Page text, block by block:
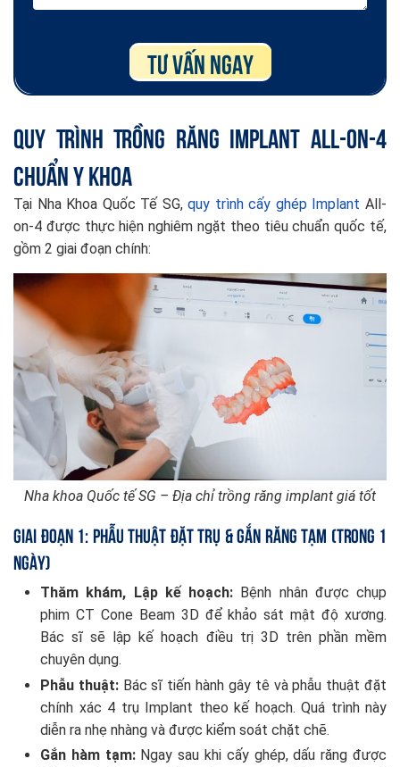
Quy Trình Trồng Răng Implant All-on-4
Chuẩn Y Khoa
Tại Nha Khoa Quốc Tế SG,quy trình cấy ghép Implant All-
on-4 được thực hiện nghiêm ngặt theo tiêu chuẩn quốc tế,
gồm 2 giai đoạn chính:
Nha khoa Quốc tế SG – Địa chỉ trồng răng implant giá tốt
Giai đoạn 1: Phẫu Thuật Đặt Trụ & Gắn Răng Tạm (Trong 1
ngày)
Thăm khám, Lập kế hoạch: Bệnh nhân được chụp
phim CT Cone Beam 3D để khảo sát mật độ xương.
Bác sĩ sẽ lập kế hoạch điều trị 3D trên phần mềm
chuyên dụng.
Phẫu thuật:Bác sĩ tiến hành gây tê và phẫu thuật đặt
chính xác 4 trụ Implant theo kế hoạch. Quá trình này
diễn ra nhẹ nhàng và được kiểm soát chặt chẽ.
Gắn hàm tạm:Ngay sau khi cấy ghép, dấu răng được